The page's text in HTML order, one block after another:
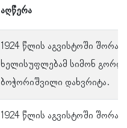
აღწერა
1924 წლის აგვისტოში
ხელისუფლებამ სიმონ
ბოჭორიშვილი დახვრიტა.
1924 წლის აგვისტოში